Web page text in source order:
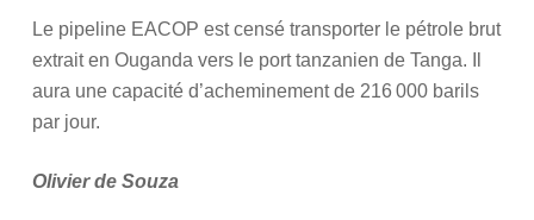
Le pipeline EACOP est censé transporter le pétrole brut
extrait en Ouganda vers le port tanzanien de Tanga. Il
aura une capacité d’acheminement de 216 000 barils
par jour.
Olivier de Souza